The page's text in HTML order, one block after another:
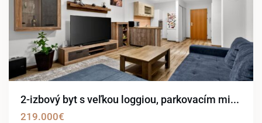
2-izbový byt s veľkou loggiou, parkovacím mi...
219.000€